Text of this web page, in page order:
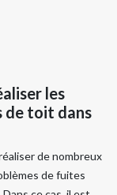
les
de toit dans
de nombreux
de fuites